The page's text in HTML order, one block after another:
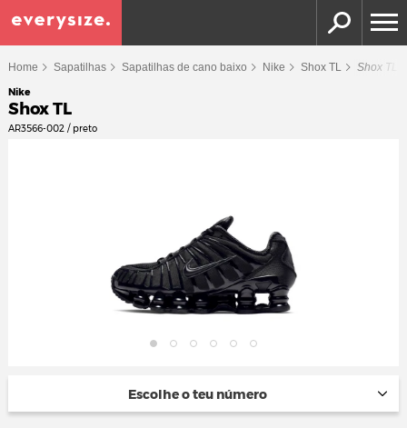
Home Sapatilhas Sapatilhas de cano baixo Nike Shox TL Shox TL
Nike
Shox TL
AR3566-002 / preto
Escolhe o teu número